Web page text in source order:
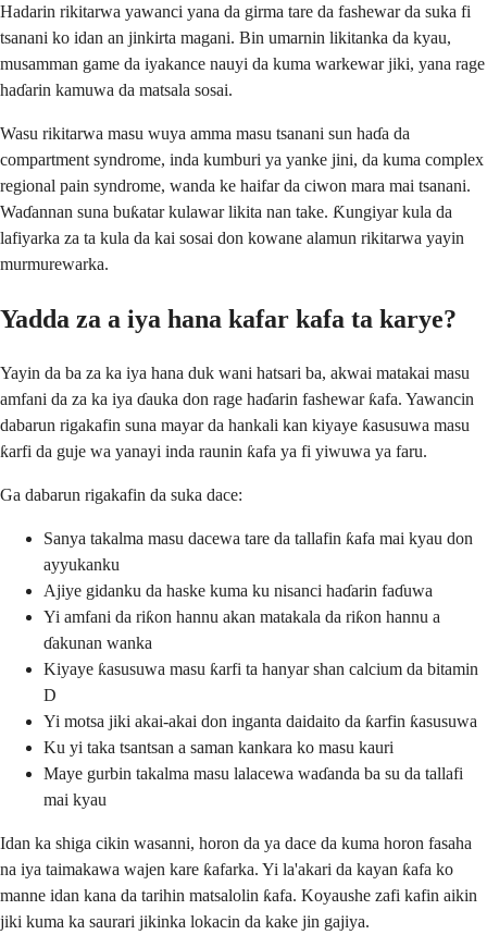
Hadarin rikitarwa yawanci yana da girma tare da fashewar da suka fi
tsanani ko idan an jinkirta magani. Bin umarnin likitanka da kyau,
musamman game da iyakance nauyi da kuma warkewar jiki, yana rage
haɗarin kamuwa da matsala sosai.
Wasu rikitarwa masu wuya amma masu tsanani sun haɗa da
compartment syndrome, inda kumburi ya yanke jini, da kuma complex
regional pain syndrome, wanda ke haifar da ciwon mara mai tsanani.
Waɗannan suna buƙatar kulawar likita nan take. Ƙungiyar kula da
lafiyarka za ta kula da kai sosai don kowane alamun rikitarwa yayin
murmurewarka.
Yadda za a iya hana kafar kafa ta karye?
Yayin da ba za ka iya hana duk wani hatsari ba, akwai matakai masu
amfani da za ka iya ɗauka don rage haɗarin fashewar ƙafa. Yawancin
dabarun rigakafin suna mayar da hankali kan kiyaye ƙasusuwa masu
ƙarfi da guje wa yanayi inda raunin ƙafa ya fi yiwuwa ya faru.
Ga dabarun rigakafin da suka dace:
Sanya takalma masu dacewa tare da tallafin ƙafa mai kyau don
ayyukanku
Ajiye gidanku da haske kuma ku nisanci haɗarin faɗuwa
Yi amfani da riƙon hannu akan matakala da riƙon hannu a
ɗakunan wanka
Kiyaye ƙasusuwa masu ƙarfi ta hanyar shan calcium da bitamin
D
Yi motsa jiki akai-akai don inganta daidaito da ƙarfin ƙasusuwa
Ku yi taka tsantsan a saman kankara ko masu kauri
Maye gurbin takalma masu lalacewa waɗanda ba su da tallafi
mai kyau
Idan ka shiga cikin wasanni, horon da ya dace da kuma horon fasaha
na iya taimakawa wajen kare ƙafarka. Yi la'akari da kayan ƙafa ko
manne idan kana da tarihin matsalolin ƙafa. Koyaushe zafi kafin aikin
jiki kuma ka saurari jikinka lokacin da kake jin gajiya.